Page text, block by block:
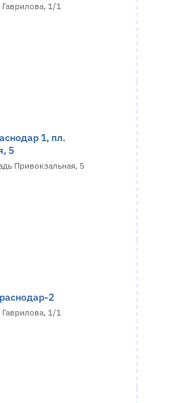
1/1
1, пл.
5
Привокзальная, 5
2
1/1